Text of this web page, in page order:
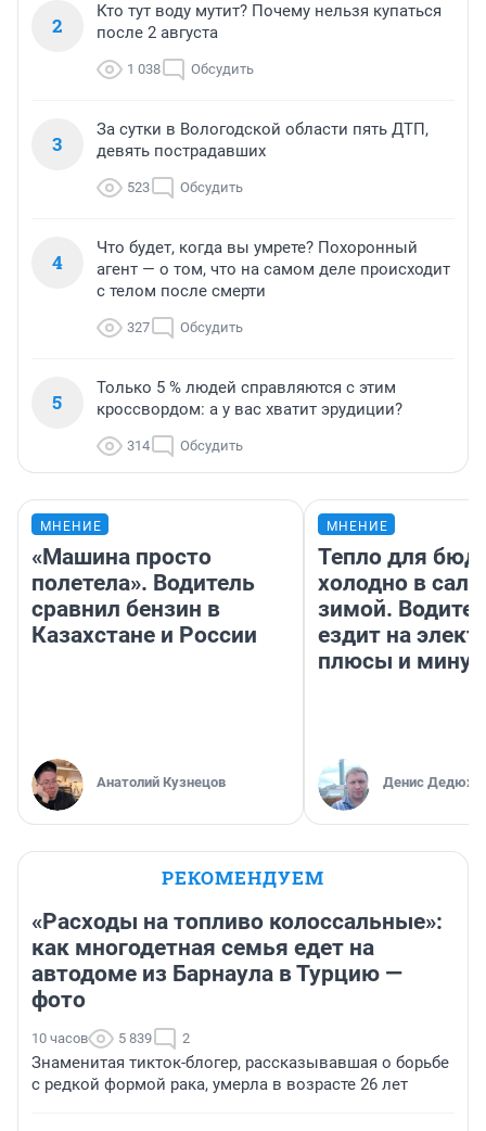
2
Кто тут воду мутит? Почему нельзя купаться
после 2 августа
1 038 Обсудить
3
За сутки в Вологодской области пять ДТП,
девять пострадавших
523 Обсудить
4
Что будет, когда вы умрете? Похоронный
агент — о том, что на самом деле происходит
с телом после смерти
327 Обсудить
5
Только 5 % людей справляются с этим
кроссвордом: а у вас хватит эрудиции?
314 Обсудить
МНЕНИЕ
«Машина просто
полетела». Водитель
сравнил бензин в
Казахстане и России
Анатолий Кузнецов
МНЕНИЕ
Тепло для
холодно в
зимой.
ездит на
плюсы и
Денис
РЕКОМЕНДУЕМ
«Расходы на топливо колоссальные»:
как многодетная семья едет на
автодоме из Барнаула в Турцию —
фото
10 часов 5 839 2
Знаменитая тикток-блогер, рассказывавшая о борьбе
с редкой формой рака, умерла в возрасте 26 лет